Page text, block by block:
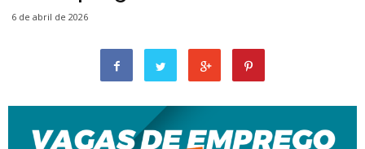
6 de abril de 2026